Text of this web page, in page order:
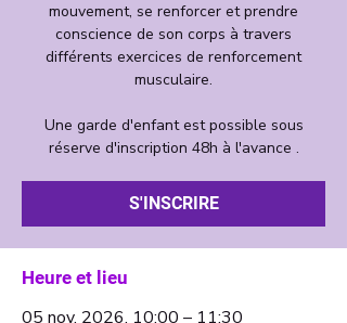
mouvement, se renforcer et prendre
conscience de son corps à travers
différents exercices de renforcement
musculaire.
Une garde d'enfant est possible sous
S'INSCRIRE
Heure et lieu
05 nov. 2026, 10:00 – 11:30